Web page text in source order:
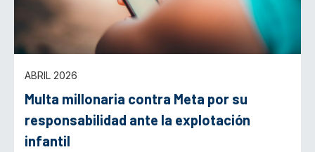
ABRIL 2026
Multa millonaria contra Meta por su
responsabilidad ante la explotación
infantil